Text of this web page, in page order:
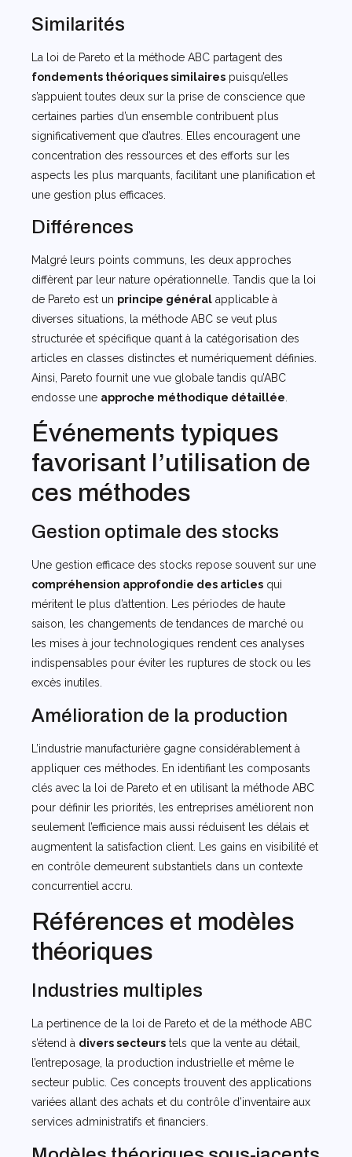
Similarités
La loi de Pareto et la méthode ABC partagent des
fondements théoriques similaires puisqu’elles
s’appuient toutes deux sur la prise de conscience que
certaines parties d’un ensemble contribuent plus
significativement que d’autres. Elles encouragent une
concentration des ressources et des efforts sur les
aspects les plus marquants, facilitant une planification et
une gestion plus efficaces.
Différences
Malgré leurs points communs, les deux approches
diffèrent par leur nature opérationnelle. Tandis que la loi
de Pareto est un principe général applicable à
diverses situations, la méthode ABC se veut plus
structurée et spécifique quant à la catégorisation des
articles en classes distinctes et numériquement définies.
Ainsi, Pareto fournit une vue globale tandis qu’ABC
endosse une approche méthodique détaillée
Événements typiques
favorisant l’utilisation de
ces méthodes
Gestion optimale des stocks
Une gestion efficace des stocks repose souvent sur une
compréhension approfondie des articles qui
méritent le plus d’attention. Les périodes de haute
saison, les changements de tendances de marché ou
les mises à jour technologiques rendent ces analyses
indispensables pour éviter les ruptures de stock ou les
excès inutiles.
Amélioration de la production
L’industrie manufacturière gagne considérablement à
appliquer ces méthodes. En identifiant les composants
clés avec la loi de Pareto et en utilisant la méthode ABC
pour définir les priorités, les entreprises améliorent non
seulement l’efficience mais aussi réduisent les délais et
augmentent la satisfaction client. Les gains en visibilité et
en contrôle demeurent substantiels dans un contexte
concurrentiel accru.
Références et modèles
théoriques
Industries multiples
La pertinence de la loi de Pareto et de la méthode ABC
s’étend à divers secteurs tels que la vente au détail,
l’entreposage, la production industrielle et même le
secteur public. Ces concepts trouvent des applications
variées allant des achats et du contrôle d’inventaire aux
services administratifs et financiers.